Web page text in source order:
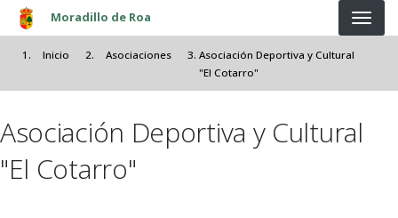
Pasar al contenido principal
Moradillo de Roa
Inicio Asociaciones
Asociación Deportiva y Cultural
"El Cotarro"
Asociación Deportiva y Cultural
"El Cotarro"